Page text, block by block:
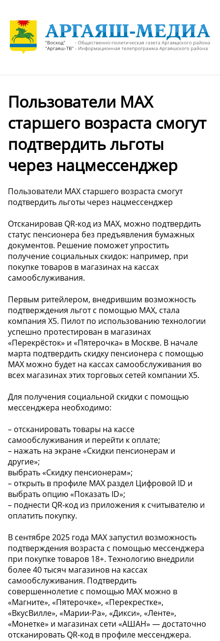
Пользователи МАХ
старшего возраста смогут
подтвердить льготы
через нацмессенджер
Пользователи МАХ старшего возраста смогут
подтвердить льготы через нацмессенджер
Отсканировав QR-код из МАХ, можно подтвердить
статус пенсионера без предъявления бумажных
документов. Решение поможет упростить
получение социальных скидок: например, при
покупке товаров в магазинах на кассах
самообслуживания.
Первым ритейлером, внедрившим возможность
подтверждения льгот с помощью МАХ, стала
компания X5. Пилот по использованию технологии
успешно протестирован в магазинах
«Перекрёсток» и «Пятерочка» в Москве. В начале
марта подтвердить скидку пенсионера с помощью
МАХ можно будет на кассах самообслуживания во
всех магазинах этих торговых сетей компании Х5.
Для получения социальной скидки с помощью
мессенджера необходимо:
– отсканировать товары на кассе
самообслуживания и перейти к оплате;
– нажать на экране «Скидки пенсионерам и
другие»;
выбрать «Скидку пенсионерам»;
– открыть в профиле МАХ раздел Цифровой ID и
выбрать опцию «Показать ID»;
– поднести QR-код из приложения к считывателю и
оплатить покупку.
В сентябре 2025 года МАХ запустил возможность
подтверждения возраста с помощью мессенджера
при покупке товаров 18+. Технологию внедрили
более 40 тысяч магазинов на кассах
самообслуживания. Подтвердить
совершеннолетие с помощью МАХ можно в
«Магните», «Пятерочке», «Перекрестке»,
«ВкусВилле», «Марии-Ра», «Дикси», «Ленте»,
«Монетке» и магазинах сети «АШАН» — достаточно
отсканировать QR-код в профиле мессенджера.